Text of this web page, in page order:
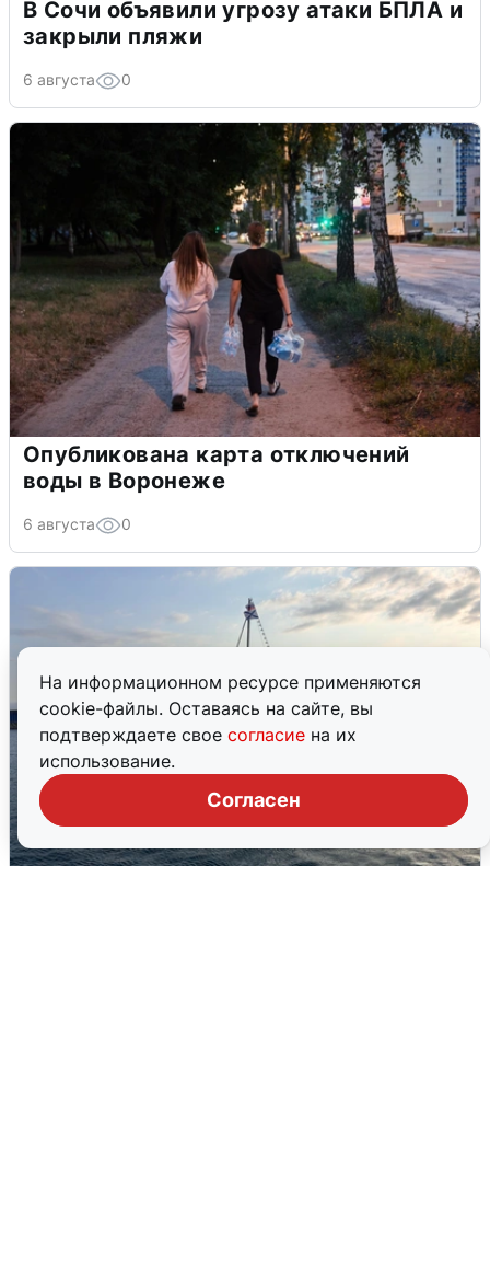
На информационном ресурсе применяются
cookie-файлы. Оставаясь на сайте, вы
подтверждаете свое согласие на их
использование.
Согласен
В Сочи объявили угрозу атаки БПЛА и
закрыли пляжи
6 августа 0
Опубликована карта отключений
воды в Воронеже
6 августа 0